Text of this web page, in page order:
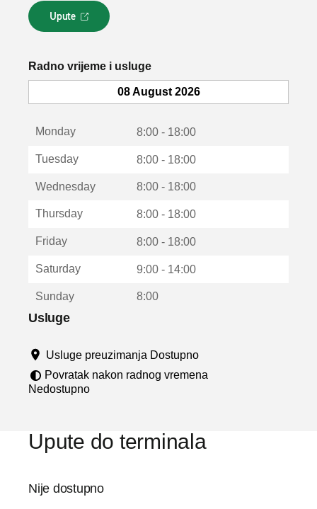
Upute
L
i
k
o
u
u
Radno vrijeme i usluge
08 August 2026
Monday 8:00 - 18:00
Tuesday 8:00 - 18:00
Wednesday 8:00 - 18:00
Thursday 8:00 - 18:00
Friday 8:00 - 18:00
Saturday 9:00 - 14:00
Sunday 8:00
Usluge
Usluge preuzimanja Dostupno
Povratak nakon radnog vremena
Nedostupno
Upute do terminala
Nije dostupno